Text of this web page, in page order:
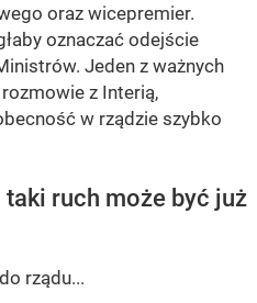
oraz wicepremier.
oznaczać odejście
Jeden z ważnych
z Interią,
w rządzie szybko
ruch może być już
rządu...